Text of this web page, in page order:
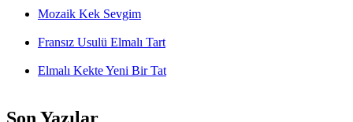
Mozaik Kek Sevgim
Fransız Usulü Elmalı Tart
Elmalı Kekte Yeni Bir Tat